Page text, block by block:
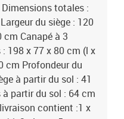
totales :
du siège : 120
cm Canapé à 3
198 x 77 x 80 cm (l x
cm Profondeur du
à partir du sol : 41
partir du sol : 64 cm
contient :1 x